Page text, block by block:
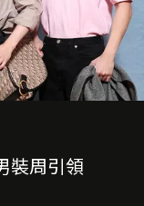
裝周引領